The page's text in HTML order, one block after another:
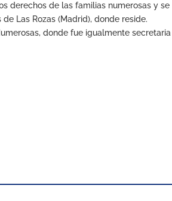
derechos de las familias numerosas y se
Las Rozas (Madrid), donde reside.
donde fue igualmente secretaria